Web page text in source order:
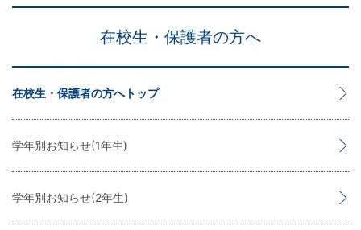
在校生・保護者の方へ
在校生・保護者の方へトップ
学年別お知らせ(1年生)
学年別お知らせ(2年生)